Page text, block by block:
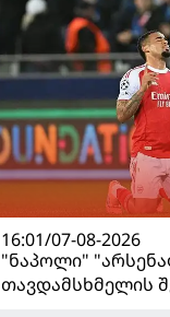
16:01/07-08-2026
"ნაპოლი"
თავდამსხმელის